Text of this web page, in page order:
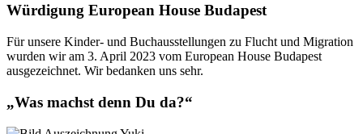
Würdigung European House Budapest
Für unsere Kinder- und Buchausstellungen zu Flucht und Migration
wurden wir am 3. April 2023 vom European House Budapest
ausgezeichnet. Wir bedanken uns sehr.
„Was machst denn Du da?“